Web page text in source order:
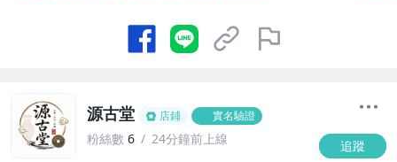
源古堂 店鋪 實名驗證
粉絲數 6 24分鐘前上線 追蹤